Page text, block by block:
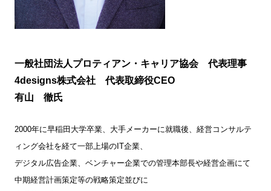
一般社団法人プロティアン・キャリア協会代表理事
4designs株式会社 代表取締役CEO
有山 徹氏
2000年に早稲田大学卒業、大手メーカーに就職後、経営コンサルテ
ィング会社を経て一部上場のIT企業、
デジタル広告企業、ベンチャー企業での管理本部長や経営企画にて
中期経営計画策定等の戦略策定並びに